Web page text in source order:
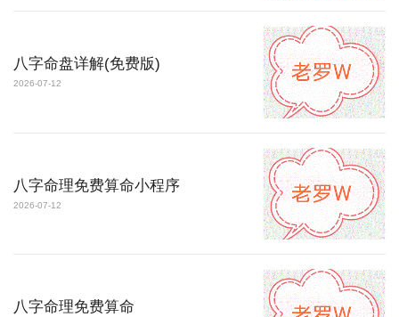
八字命盘详解(免费版)
2026-07-12
八字命理免费算命小程序
2026-07-12
八字命理免费算命